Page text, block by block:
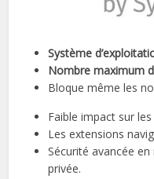
Système
Nombre maximum
Bloque même les
Faible impact sur
Les extensions
Sécurité avancée
privée.